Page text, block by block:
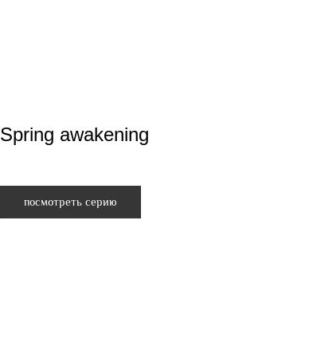
Spring awakening
посмотреть серию